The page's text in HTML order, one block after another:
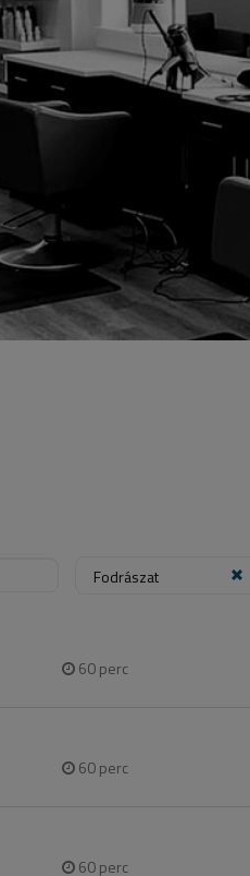
Fodrászat
60perc
60perc
60perc